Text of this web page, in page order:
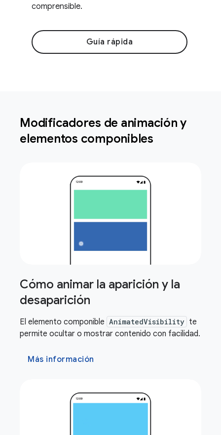
comprensible.
Guía rápida
Modificadores de animación y
elementos componibles
Cómo animar la aparición y la
desaparición
El elemento componible AnimatedVisibility te
permite ocultar o mostrar contenido con facilidad.
Más información